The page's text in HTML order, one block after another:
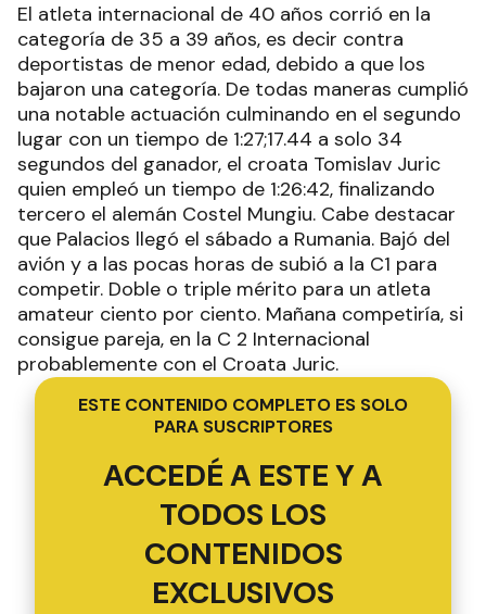
El atleta internacional de 40 años corrió en la
categoría de 35 a 39 años, es decir contra
deportistas de menor edad, debido a que los
bajaron una categoría. De todas maneras cumplió
una notable actuación culminando en el segundo
lugar con un tiempo de 1:27;17.44 a solo 34
segundos del ganador, el croata Tomislav Juric
quien empleó un tiempo de 1:26:42, finalizando
tercero el alemán Costel Mungiu. Cabe destacar
que Palacios llegó el sábado a Rumania. Bajó del
avión y a las pocas horas de subió a la C1 para
competir. Doble o triple mérito para un atleta
amateur ciento por ciento. Mañana competiría, si
consigue pareja, en la C 2 Internacional
probablemente con el Croata Juric.
ESTE CONTENIDO COMPLETO ES SOLO
PARA SUSCRIPTORES
ACCEDÉ A ESTE Y A
TODOS LOS
CONTENIDOS
EXCLUSIVOS